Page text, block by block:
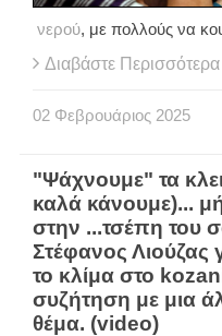
νερού, με πολλούς να
Διαβάστε Περισσότερα
02 Φεβρουάριος 2025
"Ψάχνουμε" τα
καλά κάνουμε)...
στην ...τσέπη του
Στέφανος Λιούζας
το κλίμα στο
συζήτηση με μια
θέμα. (video)